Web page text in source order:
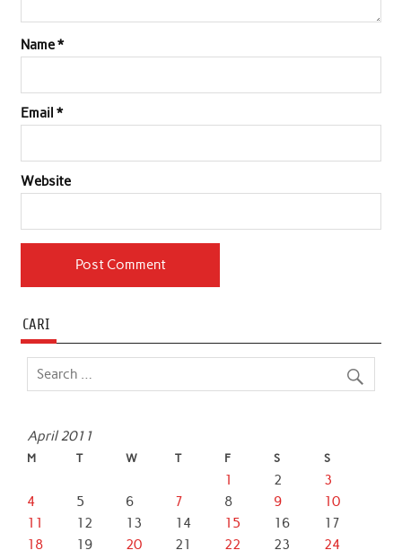
Name*
Email *
Website
CARI
April 2011
M T W T F S S
1 2
3
4
5 6 7 8 9
10
11
12 13 14 15 16
17
18
19 20 21 22 23
24